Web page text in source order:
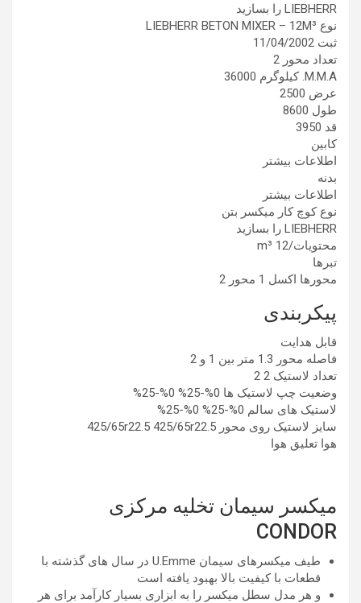
LIEBHERR را بسازید
نوع LIEBHERR BETON MIXER – 12M³
ثبت 11/04/2002
تعداد محور 2
M.M.A. کیلوگرم 36000
عرض 2500
طول 8600
قد 3950
کابین
اطلاعات بیشتر
بدنه
اطلاعات بیشتر
نوع کوچ کار میکسر بتن
LIEBHERR را بسازید
محتویات/m³ 12
تبرها
محورها اکسل 1 محور 2
پیکربندی
قابل هدایت
فاصله محور 1.3 متر بین 1 و 2
تعداد لاستیک 2 2
وضعیت چپ لاستیک ها 0%-25% 0%-25%
لاستیک های سالم 0%-25% 0%-25%
سایز لاستیک روی محور 425/65r22.5 425/65r22.5
هوا تعلیق هوا
میکسر سیمان تخلیه مرکزی
CONDOR
طیف میکسرهای سیمان U.Emme در سال های گذشته با
قطعات با کیفیت بالا بهبود یافته است
و هر مدل سطل میکسر را به ابزاری بسیار کارآمد برای هر